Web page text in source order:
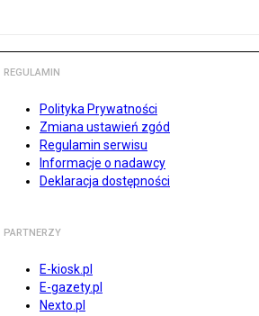
REGULAMIN
Polityka Prywatności
Zmiana ustawień zgód
Regulamin serwisu
Informacje o nadawcy
Deklaracja dostępności
PARTNERZY
E-kiosk.pl
E-gazety.pl
Nexto.pl